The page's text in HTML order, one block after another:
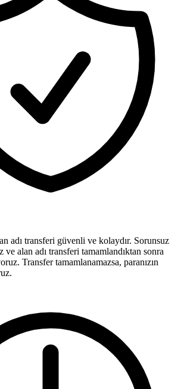
adı transferi güvenli ve kolaydır. Sorunsuz
ve alan adı transferi tamamlandıktan sonra
Transfer tamamlanamazsa, paranızın